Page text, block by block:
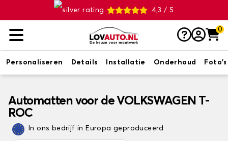
4,3 / 5
0
Personaliseren Details Installatie Onderhoud Foto's
Automatten voor de VOLKSWAGEN T-
ROC
In ons bedrijf in Europa geproduceerd